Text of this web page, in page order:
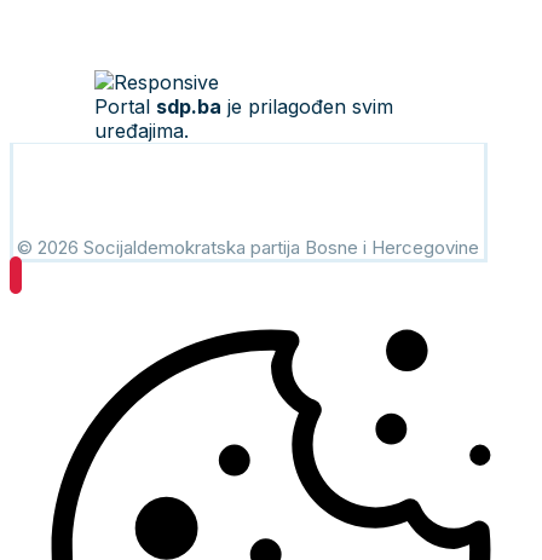
Portal sdp.ba je prilagođen svim
uređajima.
© 2026 Socijaldemokratska partija Bosne i Hercegovine